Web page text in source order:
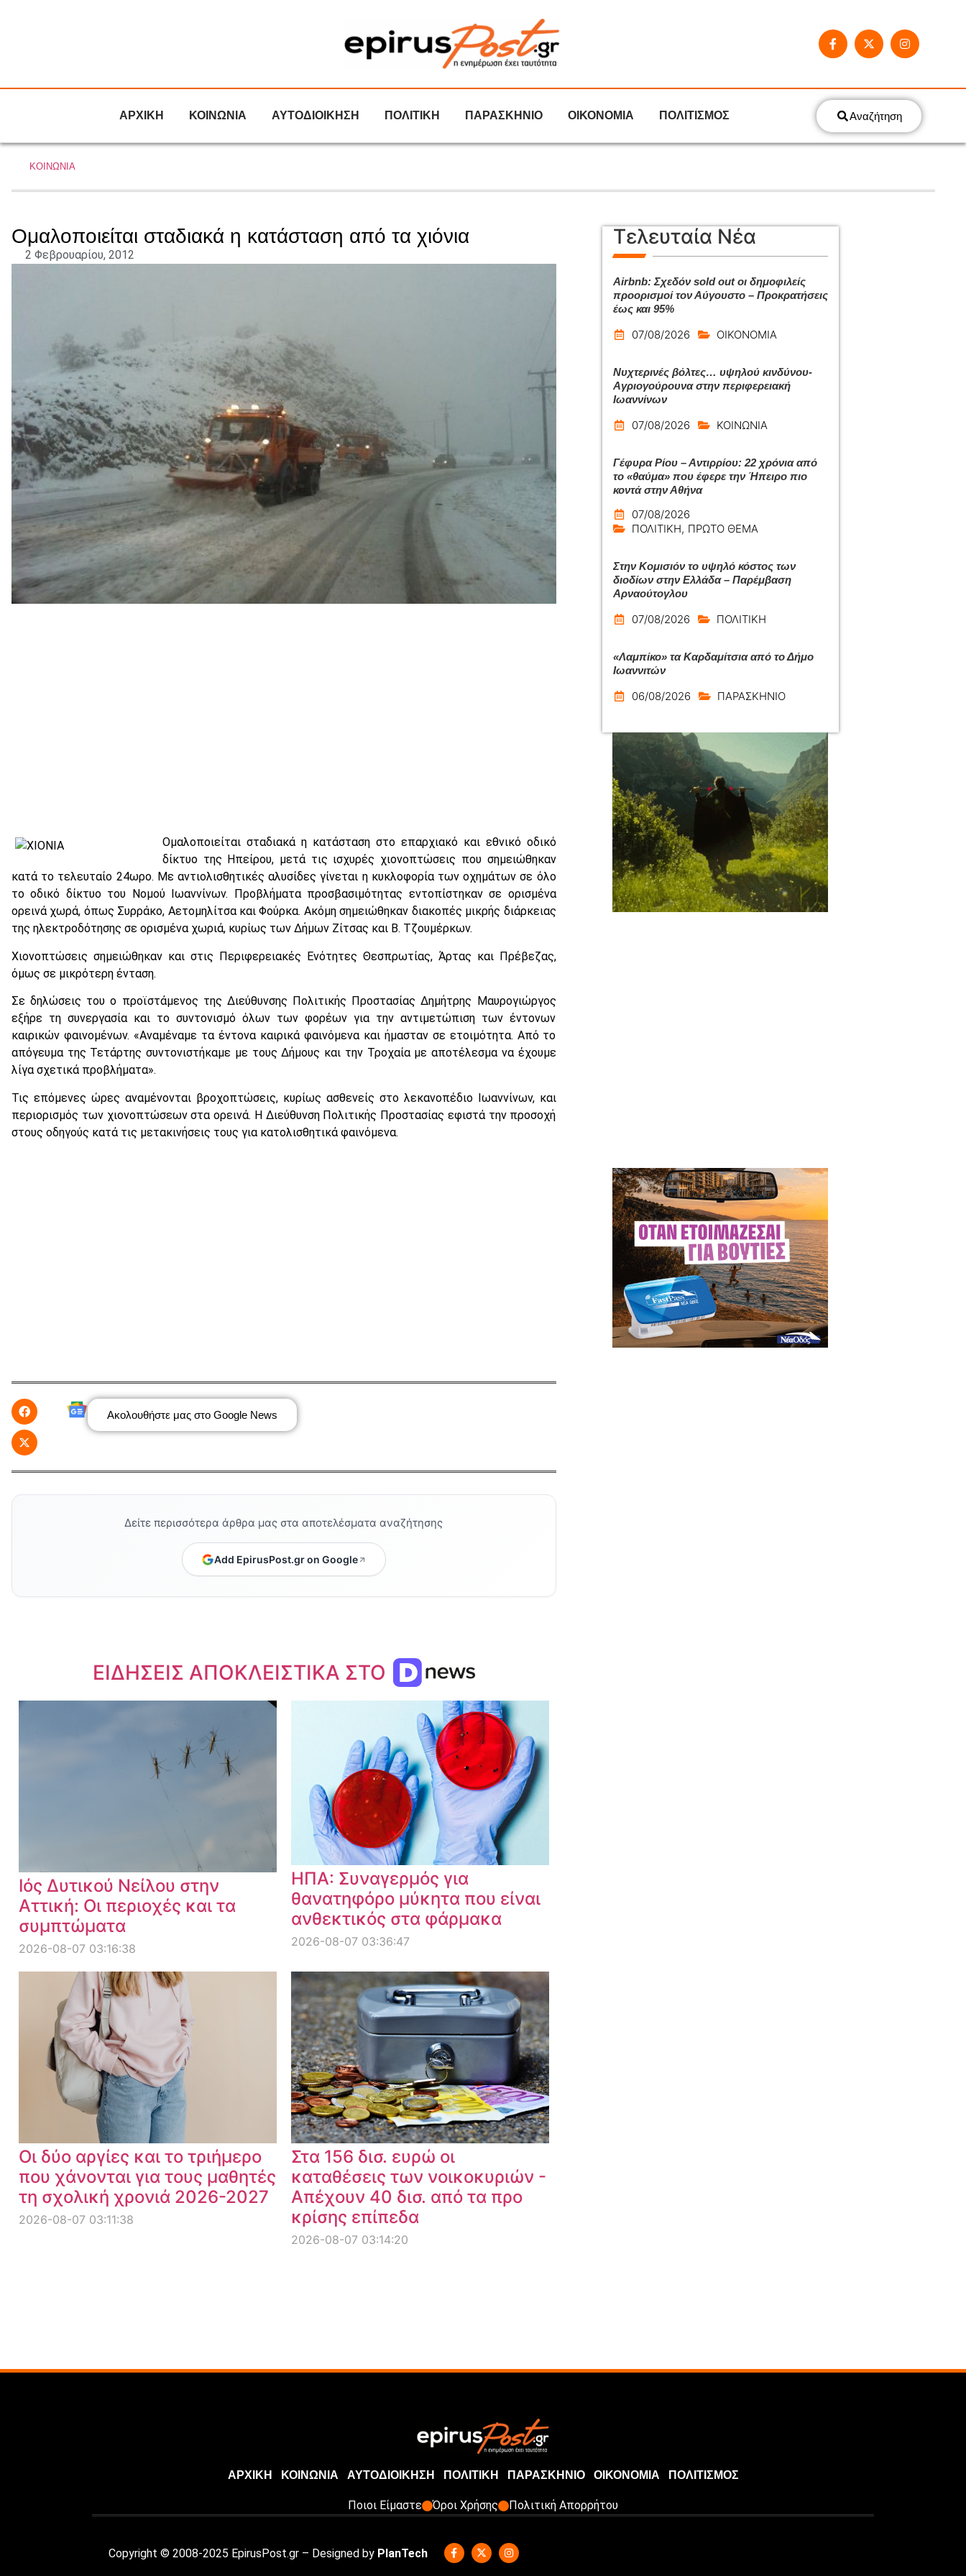
ΑΡΧΙΚΗ ΚΟΙΝΩΝΙΑ ΑΥΤΟΔΙΟΙΚΗΣΗ ΠΟΛΙΤΙΚΗ ΠΑΡΑΣΚΗΝΙΟ ΟΙΚΟΝΟΜΙΑ ΠΟΛΙΤΙΣΜΟΣ Αναζήτηση
ΚΟΙΝΩΝΙΑ
Ομαλοποιείται σταδιακά η κατάσταση από τα χιόνια
2 Φεβρουαρίου, 2012
Ομαλοποιείται σταδιακά η κατάσταση στο επαρχιακό και εθνικό οδικό
δίκτυο της Ηπείρου, μετά τις ισχυρές χιονοπτώσεις που σημειώθηκαν
κατά το τελευταίο 24ωρο. Με αντιολισθητικές αλυσίδες γίνεται η κυκλοφορία των οχημάτων σε όλο
το οδικό δίκτυο του Νομού Ιωαννίνων. Προβλήματα προσβασιμότητας εντοπίστηκαν σε ορισμένα
ορεινά χωρά, όπως Συρράκο, Αετομηλίτσα και Φούρκα. Ακόμη σημειώθηκαν διακοπές μικρής διάρκειας
της ηλεκτροδότησης σε ορισμένα χωριά, κυρίως των Δήμων Ζίτσας και Β. Τζουμέρκων.
Χιονοπτώσεις σημειώθηκαν και στις Περιφερειακές Ενότητες Θεσπρωτίας, Άρτας και Πρέβεζας,
όμως σε μικρότερη ένταση.
Σε δηλώσεις του ο προϊστάμενος της Διεύθυνσης Πολιτικής Προστασίας Δημήτρης Μαυρογιώργος
εξήρε τη συνεργασία και το συντονισμό όλων των φορέων για την αντιμετώπιση των έντονων
καιρικών φαινομένων. «Αναμέναμε τα έντονα καιρικά φαινόμενα και ήμασταν σε ετοιμότητα. Από το
απόγευμα της Τετάρτης συντονιστήκαμε με τους Δήμους και την Τροχαία με αποτέλεσμα να έχουμε
λίγα σχετικά προβλήματα».
Τις επόμενες ώρες αναμένονται βροχοπτώσεις, κυρίως ασθενείς στο λεκανοπέδιο Ιωαννίνων, και
περιορισμός των χιονοπτώσεων στα ορεινά. Η Διεύθυνση Πολιτικής Προστασίας εφιστά την προσοχή
στους οδηγούς κατά τις μετακινήσεις τους για κατολισθητικά φαινόμενα.
Ακολουθήστε μας στο Google News
Δείτε περισσότερα άρθρα μας στα αποτελέσματα αναζήτησης
Add EpirusPost.gr on Google
ΕΙΔΗΣΕΙΣ ΑΠΟΚΛΕΙΣΤΙΚΑ ΣΤΟ
Dnews.gr
Ιός Δυτικού Νείλου στην
Αττική: Οι περιοχές και τα
συμπτώματα
2026-08-07 03:16:38
ΗΠΑ: Συναγερμός για
θανατηφόρο μύκητα που είναι
ανθεκτικός στα φάρμακα
2026-08-07 03:36:47
Οι δύο αργίες και το τριήμερο
που χάνονται για τους μαθητές
τη σχολική χρονιά 2026-2027
2026-08-07 03:11:38
Στα 156 δισ. ευρώ οι
καταθέσεις των νοικοκυριών -
Απέχουν 40 δισ. από τα προ
κρίσης επίπεδα
2026-08-07 03:14:20
Τελευταία Νέα
Airbnb: Σχεδόν sold out οι δημοφιλείς
προορισμοί τον Αύγουστο – Προκρατήσεις
έως και 95%
07/08/2026 ΟΙΚΟΝΟΜΙΑ
Νυχτερινές βόλτες… υψηλού κινδύνου-
Αγριογούρουνα στην περιφερειακή
Ιωαννίνων
07/08/2026 ΚΟΙΝΩΝΙΑ
Γέφυρα Ρίου – Αντιρρίου: 22 χρόνια από
το «θαύμα» που έφερε την Ήπειρο πιο
κοντά στην Αθήνα
07/08/2026
ΠΟΛΙΤΙΚΗ, ΠΡΩΤΟ ΘΕΜΑ
Στην Κομισιόν το υψηλό κόστος των
διοδίων στην Ελλάδα – Παρέμβαση
Αρναούτογλου
07/08/2026 ΠΟΛΙΤΙΚΗ
«Λαμπίκο» τα Καρδαμίτσια από το Δήμο
Ιωαννιτών
06/08/2026 ΠΑΡΑΣΚΗΝΙΟ
ΑΡΧΙΚΗ ΚΟΙΝΩΝΙΑ ΑΥΤΟΔΙΟΙΚΗΣΗ ΠΟΛΙΤΙΚΗ ΠΑΡΑΣΚΗΝΙΟ ΟΙΚΟΝΟΜΙΑ ΠΟΛΙΤΙΣΜΟΣ
Ποιοι Είμαστε Όροι Χρήσης Πολιτική Απορρήτου
Copyright © 2008-2025 EpirusPost.gr – Designed by PlanTech